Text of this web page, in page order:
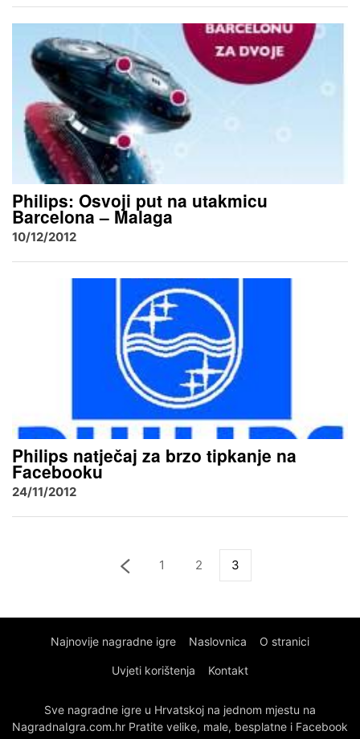
Philips: Osvoji put na utakmicu
Barcelona – Malaga
10/12/2012
Philips natječaj za brzo tipkanje na
Facebooku
24/11/2012
1 2 3
Najnovije nagradne igre Naslovnica O stranici
Uvjeti korištenja Kontakt
Sve nagradne igre u Hrvatskoj na jednom mjestu na
NagradnaIgra.com.hr Pratite velike, male, besplatne i Facebook